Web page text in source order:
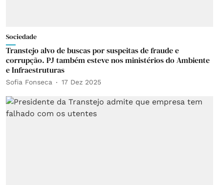
Sociedade
Transtejo alvo de buscas por suspeitas de fraude e
corrupção. PJ também esteve nos ministérios do Ambiente
e Infraestruturas
Sofia Fonseca 17 Dez 2025